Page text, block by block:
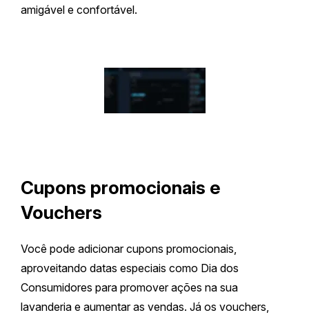
amigável e confortável.
Cupons promocionais e
Vouchers
Você pode adicionar cupons promocionais,
aproveitando datas especiais como Dia dos
Consumidores para promover ações na sua
lavanderia e aumentar as vendas. Já os vouchers,